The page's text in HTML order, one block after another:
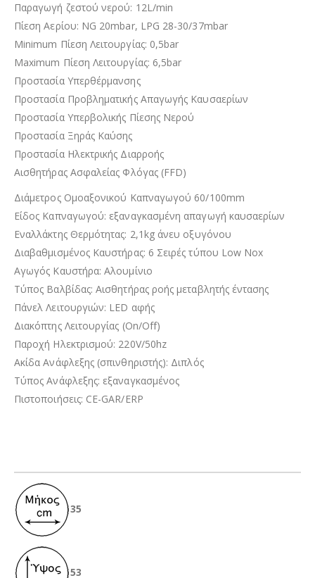
Παραγωγή ζεστού νερού: 12L/min
Πίεση Αερίου: NG 20mbar, LPG 28-30/37mbar
Minimum Πίεση Λειτουργίας: 0,5bar
Maximum Πίεση Λειτουργίας: 6,5bar
Προστασία Υπερθέρμανσης
Προστασία Προβληματικής Απαγωγής Καυσαερίων
Προστασία Υπερβολικής Πίεσης Νερού
Προστασία Ξηράς Καύσης
Προστασία Ηλεκτρικής Διαρροής
Αισθητήρας Ασφαλείας Φλόγας (FFD)
Διάμετρος Ομοαξονικού Καπναγωγού 60/100mm
Είδος Καπναγωγού: εξαναγκασμένη απαγωγή καυσαερίων
Εναλλάκτης Θερμότητας: 2,1kg άνευ οξυγόνου
Διαβαθμισμένος Καυστήρας: 6 Σειρές τύπου Low Nox
Αγωγός Καυστήρα: Αλουμίνιο
Τύπος Βαλβίδας: Αισθητήρας ροής μεταβλητής έντασης
Πάνελ Λειτουργιών: LED αφής
Διακόπτης Λειτουργίας (On/Off)
Παροχή Ηλεκτρισμού: 220V/50hz
Ακίδα Ανάφλεξης (σπινθηριστής): Διπλός
Τύπος Ανάφλεξης: εξαναγκασμένος
Πιστοποιήσεις: CE-GAR/ERP
35
53